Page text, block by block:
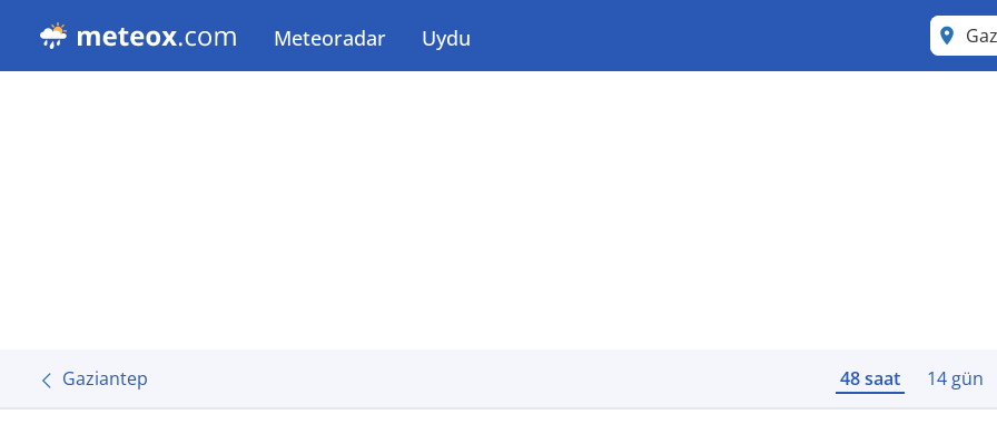
Meteoradar Uydu
Gaziantep 48 saat 14 gün